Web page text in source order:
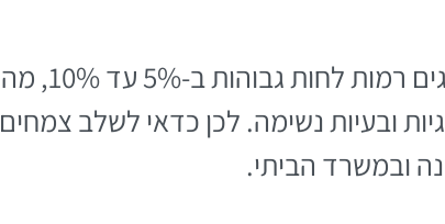
נתון מעניין: מחקרים הראו שחדרים עם צמחייה מציגים רמות לחות גבוהות ב-5% עד 10%, מה
ובעיות נשימה. לכן כדאי לשלב צמחים
ובמשרד הביתי.